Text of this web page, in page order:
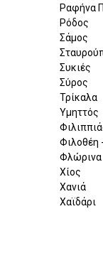
Ραφήνα
Ρόδος
Σάμος
Συκιές
Σύρος
Τρίκαλα
Υμηττός
Φιλοθέη
Φλώρινα
Χίος
Χανιά
Χαϊδάρι